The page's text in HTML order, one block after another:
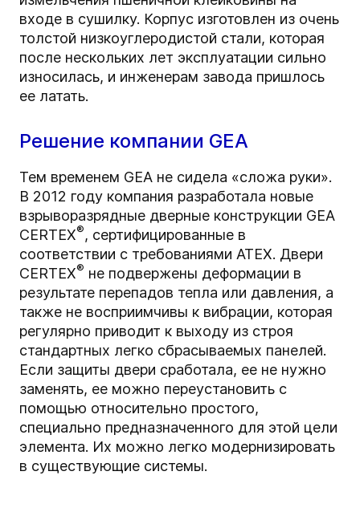
входе в сушилку. Корпус изготовлен из очень
толстой низкоуглеродистой стали, которая
после нескольких лет эксплуатации сильно
износилась, и инженерам завода пришлось
ее латать.
Решение компании GEA
Тем временем GEA не сидела «сложа руки».
В 2012 году компания разработала новые
взрыворазрядные дверные конструкции GEA
CERTEX®, сертифицированные в
соответствии с требованиями ATEX. Двери
CERTEX® не подвержены деформации в
результате перепадов тепла или давления, а
также не восприимчивы к вибрации, которая
регулярно приводит к выходу из строя
стандартных легко сбрасываемых панелей.
Если защиты двери сработала, ее не нужно
заменять, ее можно переустановить с
помощью относительно простого,
специально предназначенного для этой цели
элемента. Их можно легко модернизировать
в существующие системы.